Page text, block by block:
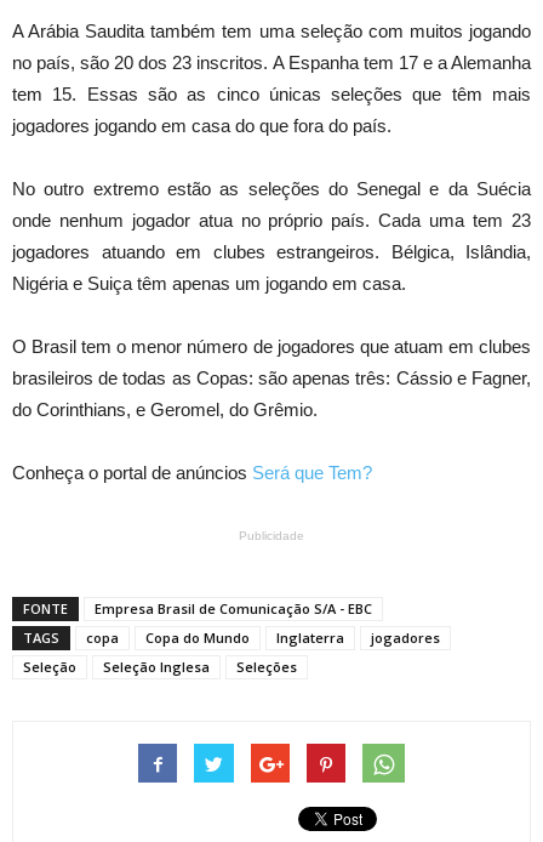
A Arábia Saudita também tem uma seleção com muitos jogando
no país, são 20 dos 23 inscritos. A Espanha tem 17 e a Alemanha
tem 15. Essas são as cinco únicas seleções que têm mais
jogadores jogando em casa do que fora do país.
No outro extremo estão as seleções do Senegal e da Suécia
onde nenhum jogador atua no próprio país. Cada uma tem 23
jogadores atuando em clubes estrangeiros. Bélgica, Islândia,
Nigéria e Suiça têm apenas um jogando em casa.
O Brasil tem o menor número de jogadores que atuam em clubes
brasileiros de todas as Copas: são apenas três: Cássio e Fagner,
do Corinthians, e Geromel, do Grêmio.
Conheça o portal de anúncios Será que Tem?
Publicidade
FONTE
Empresa Brasil de Comunicação S/A - EBC
TAGS
copa Copa do Mundo Inglaterra
jogadores
Seleção
Seleção Inglesa Seleções